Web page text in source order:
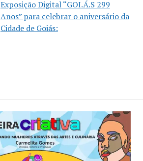
Exposição Digital “GOI.Á.S 299
Anos” para celebrar o aniversário da
Cidade de Goiás: